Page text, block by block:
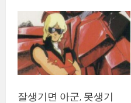
잘생기면 아군, 못생기